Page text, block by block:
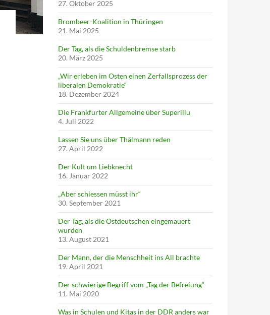
27. Oktober 2025
Brombeer-Koalition in Thüringen
21. Mai 2025
Der Tag, als die Schuldenbremse starb
20. März 2025
„Wir erleben im Osten einen Zerfallsprozess der
liberalen Demokratie“
18. Dezember 2024
Die Frankfurter Allgemeine über Superillu
4. Juli 2022
Lassen Sie uns über Thälmann reden
27. April 2022
Der Kult um Liebknecht
16. Januar 2022
„Aber schiessen müsst ihr“
30. September 2021
Der Tag, als die Ostdeutschen eingemauert
wurden
13. August 2021
Der Mann, der die Menschheit ins All brachte
19. April 2021
Der schwierige Begriff vom „Tag der Befreiung“
11. Mai 2020
Was in Schulen und Kitas in der DDR anders war